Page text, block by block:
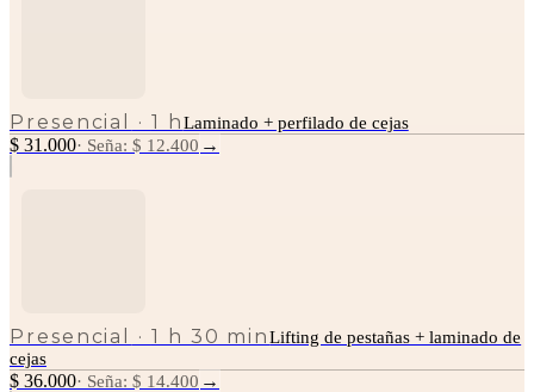
Presencial · 1 hLaminado + perfilado de cejas
$ 31.000· Seña: $ 12.400 →
Presencial · 1 h 30 minLifting de pestañas + laminado de
cejas
$ 36.000· Seña: $ 14.400 →